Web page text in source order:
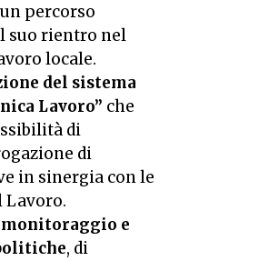
percorso
suo rientro nel
locale.
del sistema
Lavoro” che
di
di
in sinergia con le
Lavoro.
e
, di